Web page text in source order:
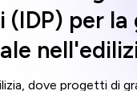
(IDP) per la
dove progetti di